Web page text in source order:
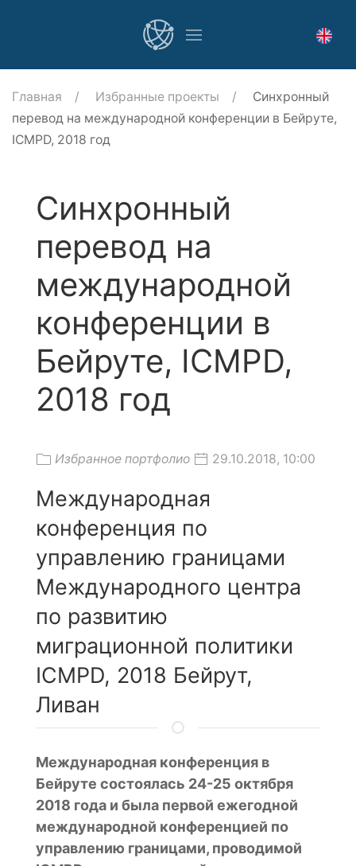
Главная Избранные проекты
Синхронный
перевод на международной конференции в Бейруте,
ICMPD, 2018 год
Синхронный
перевод на
международной
конференции в
Бейруте, ICMPD,
2018 год
Избранное портфолио 29.10.2018, 10:00
Международная
конференция по
управлению границами
Международного центра
по развитию
миграционной политики
ICMPD, 2018 Бейрут,
Ливан
Международная конференция в
Бейруте состоялась 24-25 октября
2018 года и была первой ежегодной
международной конференцией по
управлению границами, проводимой